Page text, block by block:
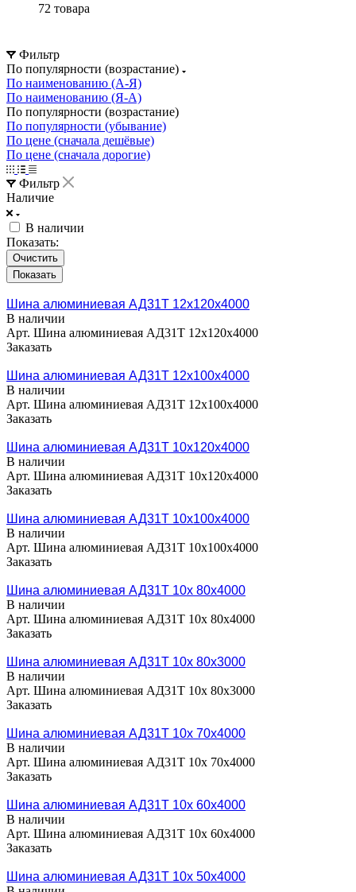
72 товара
Фильтр
По популярности (возрастание)
По наименованию (А-Я)
По наименованию (Я-А)
По популярности (возрастание)
По популярности (убывание)
По цене (сначала дешёвые)
По цене (сначала дорогие)
Фильтр
Наличие
В наличии
Показать:
Очистить
Шина алюминиевая АД31Т 12х120х4000
В наличии
Арт. Шина алюминиевая АД31Т 12х120х4000
Заказать
Шина алюминиевая АД31Т 12х100х4000
В наличии
Арт. Шина алюминиевая АД31Т 12х100х4000
Заказать
Шина алюминиевая АД31Т 10х120х4000
В наличии
Арт. Шина алюминиевая АД31Т 10х120х4000
Заказать
Шина алюминиевая АД31Т 10х100х4000
В наличии
Арт. Шина алюминиевая АД31Т 10х100х4000
Заказать
Шина алюминиевая АД31Т 10х 80х4000
В наличии
Арт. Шина алюминиевая АД31Т 10х 80х4000
Заказать
Шина алюминиевая АД31Т 10х 80х3000
В наличии
Арт. Шина алюминиевая АД31Т 10х 80х3000
Заказать
Шина алюминиевая АД31Т 10х 70х4000
В наличии
Арт. Шина алюминиевая АД31Т 10х 70х4000
Заказать
Шина алюминиевая АД31Т 10х 60х4000
В наличии
Арт. Шина алюминиевая АД31Т 10х 60х4000
Заказать
Шина алюминиевая АД31Т 10х 50х4000